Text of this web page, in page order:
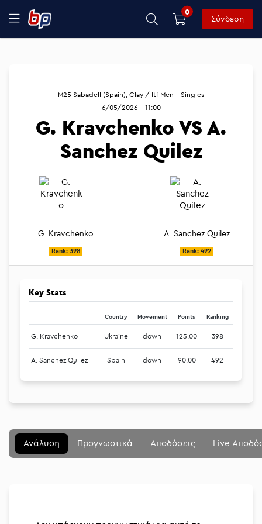
0
Σύνδεση
G. Kravchenko
Rank: 398
M25 Sabadell (Spain), Clay / Itf Men - Singles
6/05/2026 - 11:00
G. Kravchenko VS A.
Sanchez Quilez
A. Sanchez Quilez
Rank: 492
Key Stats
Country Movement Points Ranking
G. Kravchenko Ukraine down 125.00 398
A. Sanchez Quilez Spain down 90.00 492
Ανάλυση Προγνωστικά Αποδόσεις Live
Μενού Κλείσιμο
Αναλύσεις